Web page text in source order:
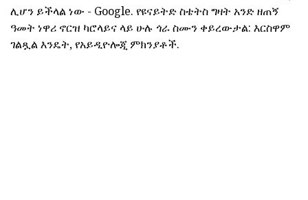
ሊሆን ይችላል ነው - Google. የዩናይትድ ስቴትስ ግዛት አንድ ዘጠኝ
ዓመት ነዋሪ ኖርዝ ካሮላይና ላይ ሁሉ ጎራ ስሙን ቀይረውታል: እርስዋም
ገልጿል እንዴት, የአይዲዮሎጂ ምክንያቶች.